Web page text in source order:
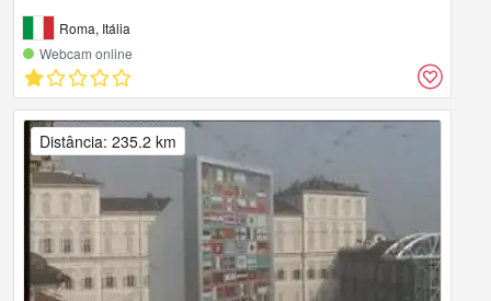
Roma, Itália
Webcam online
Distância: 235.2 km